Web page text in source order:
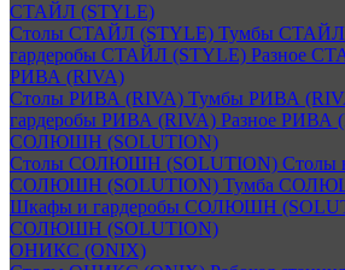
СТАЙЛ (STYLE)
Столы СТАЙЛ (STYLE) Тумбы СТАЙЛ
гардеробы СТАЙЛ (STYLE) Разное
РИВА (RIVA)
Столы РИВА (RIVA) Тумбы РИВА
гардеробы РИВА (RIVA) Разное РИВА
СОЛЮШН (SOLUTION)
Столы СОЛЮШН (SOLUTION) Столы
СОЛЮШН (SOLUTION) Тумба
Шкафы и гардеробы СОЛЮШН
СОЛЮШН (SOLUTION)
ОНИКС (ONIX)